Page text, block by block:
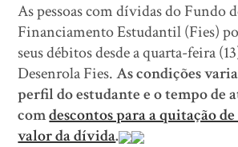
As pessoas com dívidas do Fundo
Financiamento Estudantil (Fies)
seus débitos desde a quarta-feira
Desenrola Fies.As condições
perfil do estudante e o tempo de
comdescontos para a quitação
valor da dívida.